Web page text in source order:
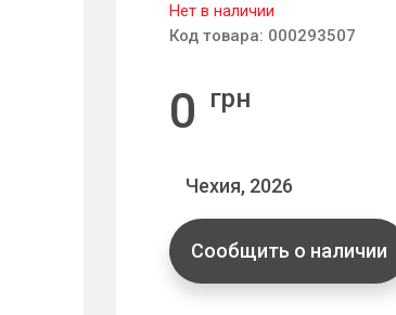
Нет в наличии
Код товара: 000293507
0 грн
Чехия, 2026
Сообщить о наличии